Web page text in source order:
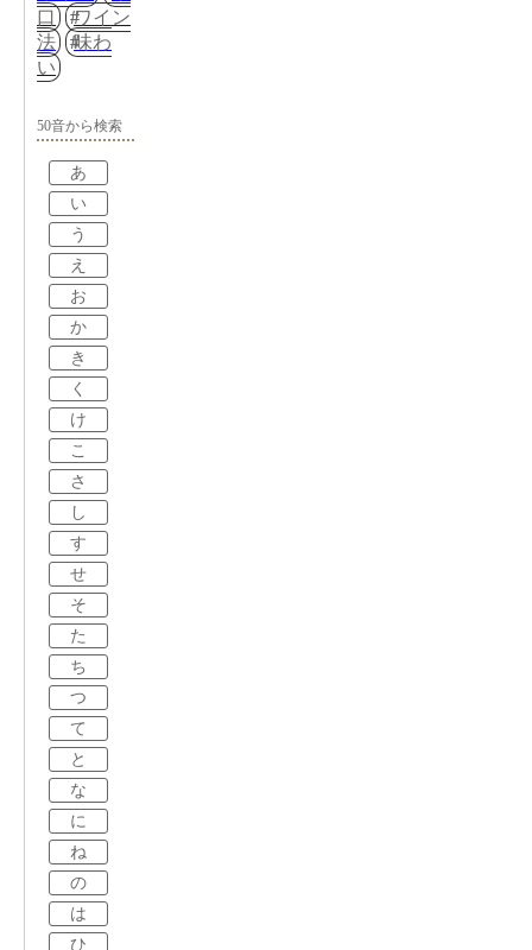
口
ワイン
法
味わ
い
50音から検索
あ
い
う
え
お
か
き
く
け
こ
さ
し
す
せ
そ
た
ち
つ
て
と
な
に
ね
の
は
ひ